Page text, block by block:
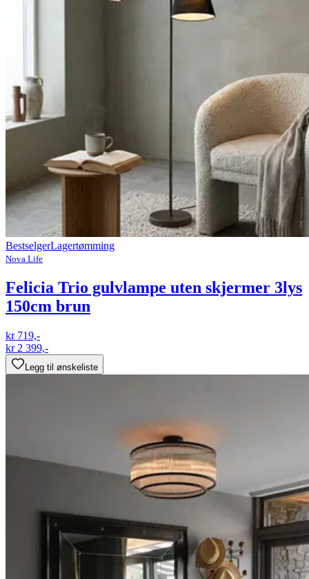
BestselgerLagertømming
Nova Life
Felicia Trio gulvlampe uten skjermer 3lys
150cm brun
kr 719,-
kr 2 399,-
Legg til ønskeliste